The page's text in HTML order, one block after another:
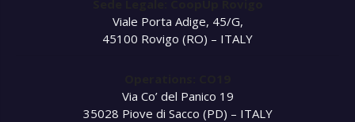
Viale Porta Adige, 45/G,
45100 Rovigo (RO) – ITALY
Via Co’ del Panico 19
35028 Piove di Sacco (PD) – ITALY